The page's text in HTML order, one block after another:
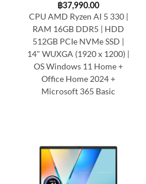
฿37,990.00
CPU AMD Ryzen AI 5 330 |
RAM 16GB DDR5 | HDD
512GB PCIe NVMe SSD |
14" WUXGA (1920 x 1200) |
OS Windows 11 Home +
Office Home 2024 +
Microsoft 365 Basic